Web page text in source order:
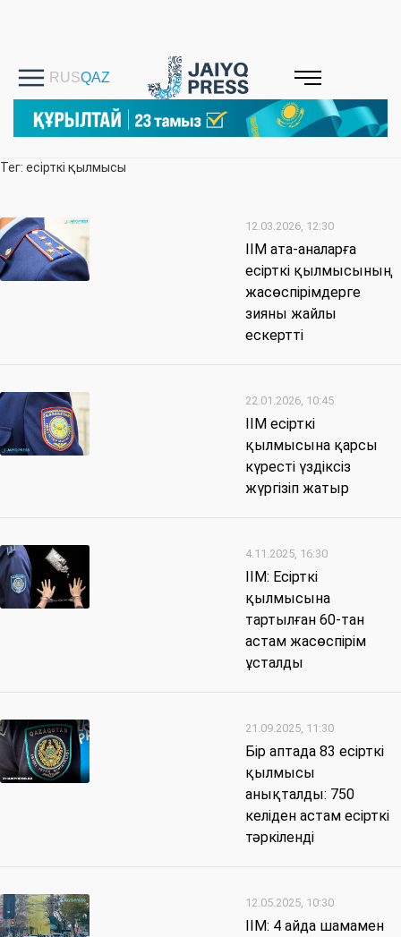
Тег: есірткі қылмысы
12.03.2026, 12:30
ІІМ ата-аналарға
есірткі қылмысының
жасөспірімдерге
зияны жайлы
ескертті
22.01.2026, 10:45
ІІМ есірткі
қылмысына қарсы
күресті үздіксіз
жүргізіп жатыр
4.11.2025, 16:30
ІІМ: Есірткі
қылмысына
тартылған 60-тан
астам жасөспірім
ұсталды
21.09.2025, 11:30
Бір аптада 83 есірткі
қылмысы
анықталды: 750
келіден астам есірткі
тәркіленді
12.05.2025, 10:30
ІІМ: 4 айда шамамен